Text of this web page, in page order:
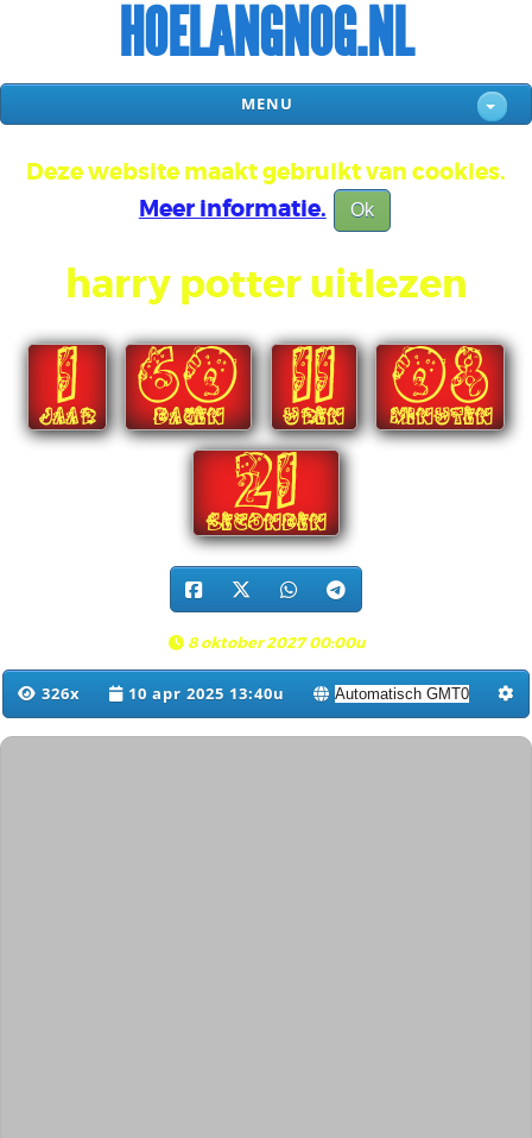
HOELANGNOG.NL
MENU
Deze website maakt gebruikt van cookies.
Meer informatie.
Ok
harry potter uitlezen
1
JAAR
60
DAGEN
11
UREN
08
MINUTEN
21
SECONDEN
8 oktober 2027 00:00u
326x 10 apr 2025 13:40u